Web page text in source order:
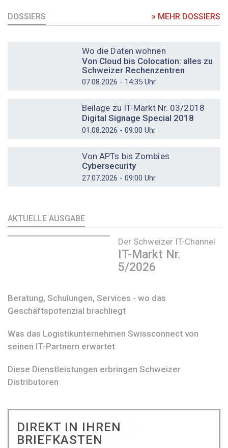
DOSSIERS » MEHR DOSSIERS
Wo die Daten wohnen
Von Cloud bis Colocation: alles zu
Schweizer Rechenzentren
07.08.2026 - 14:35 Uhr
Beilage zu IT-Markt Nr. 03/2018
Digital Signage Special 2018
01.08.2026 - 09:00 Uhr
Von APTs bis Zombies
Cybersecurity
27.07.2026 - 09:00 Uhr
AKTUELLE AUSGABE
Der Schweizer IT-Channel
IT-Markt Nr.
5/2026
Beratung, Schulungen, Services - wo das
Geschäftspotenzial brachliegt
Was das Logistikunternehmen Swissconnect von
seinen IT-Partnern erwartet
Diese Dienstleistungen erbringen Schweizer
Distributoren
DIREKT IN IHREN
BRIEFKASTEN